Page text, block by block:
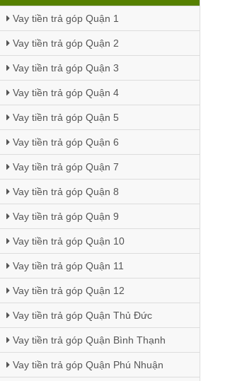
Vay tiền trả góp Quận 1
Vay tiền trả góp Quận 2
Vay tiền trả góp Quận 3
Vay tiền trả góp Quận 4
Vay tiền trả góp Quận 5
Vay tiền trả góp Quận 6
Vay tiền trả góp Quận 7
Vay tiền trả góp Quận 8
Vay tiền trả góp Quận 9
Vay tiền trả góp Quận 10
Vay tiền trả góp Quận 11
Vay tiền trả góp Quận 12
Vay tiền trả góp Quận Thủ Đức
Vay tiền trả góp Quận Bình Thạnh
Vay tiền trả góp Quận Phú Nhuận